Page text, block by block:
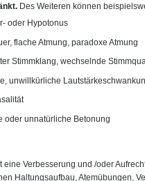
Des Weiteren können
oder Hypotonus
flache Atmung, paradoxe Atmung
Stimmklang, wechselnde
unwillkürliche
oder unnatürliche Betonung
Verbesserung und /oder
Haltungsaufbau, Atemübungen,